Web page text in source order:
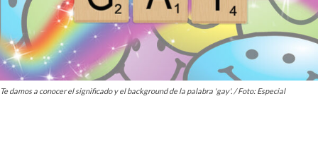
Te damos a conocer el significado y el background de la palabra 'gay'. / Foto: Especial